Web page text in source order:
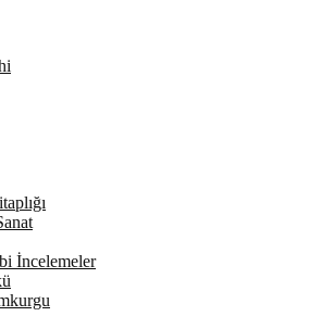
İncelemeler